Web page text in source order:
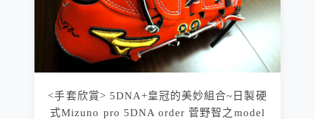
<手套欣賞> 5DNA+皇冠的美妙組合~日製硬
式Mizuno pro 5DNA order 菅野智之model